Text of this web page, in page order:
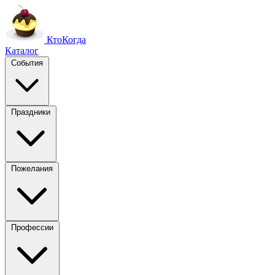
КтоКогда
Каталог
События
Праздники
Пожелания
Профессии